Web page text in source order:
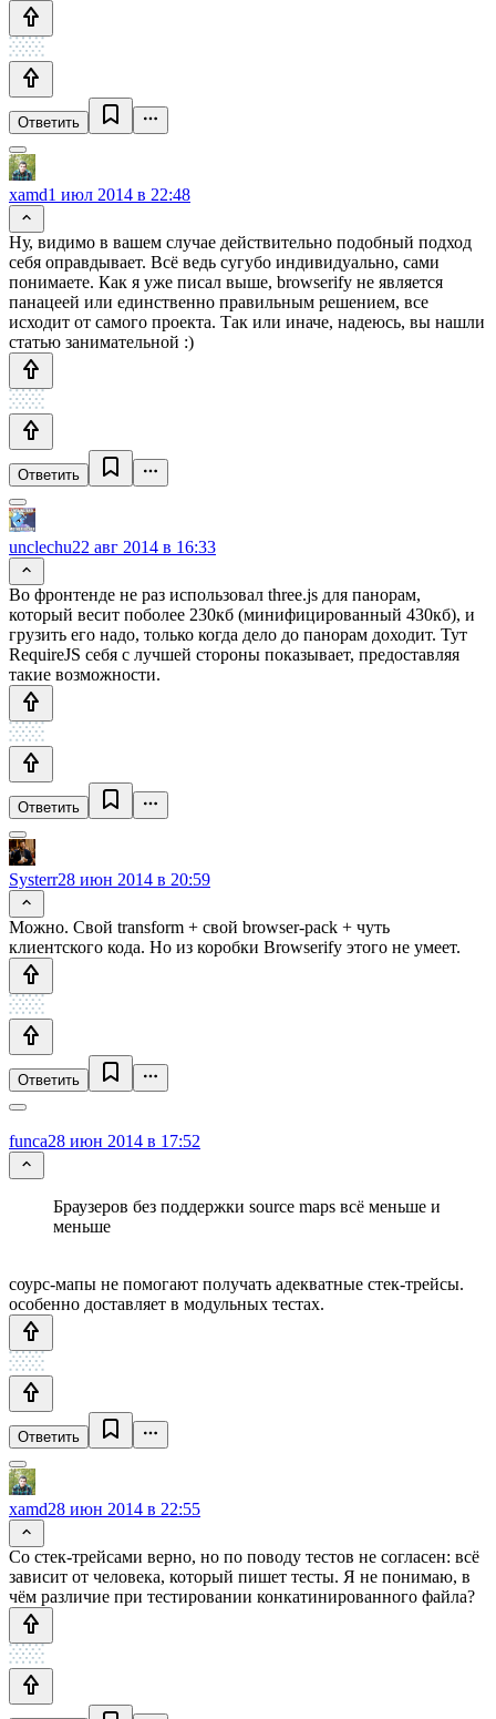
Ответить
xamd1 июл 2014 в 22:48
Ну, видимо в вашем случае действительно подобный подход
себя оправдывает. Всё ведь сугубо индивидуально, сами
понимаете. Как я уже писал выше, browserify не является
панацеей или единственно правильным решением, все
исходит от самого проекта. Так или иначе, надеюсь, вы нашли
статью занимательной :)
Ответить
unclechu22 авг 2014 в 16:33
Во фронтенде не раз использовал three.js для панорам,
который весит поболее 230кб (минифицированный 430кб), и
грузить его надо, только когда дело до панорам доходит. Тут
RequireJS себя с лучшей стороны показывает, предоставляя
такие возможности.
Ответить
Systerr28 июн 2014 в 20:59
Можно. Свой transform + свой browser-pack + чуть
клиентского кода. Но из коробки Browserify этого не умеет.
Ответить
funca28 июн 2014 в 17:52
Браузеров без поддержки source maps всё меньше и
меньше
соурс-мапы не помогают получать адекватные стек-трейсы.
особенно доставляет в модульных тестах.
Ответить
xamd28 июн 2014 в 22:55
Со стек-трейсами верно, но по поводу тестов не согласен: всё
зависит от человека, который пишет тесты. Я не понимаю, в
чём различие при тестировании конкатинированного файла?